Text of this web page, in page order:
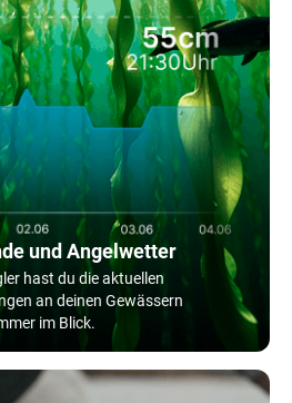
und Angelwetter
hast du die aktuellen
an deinen Gewässern
im Blick.